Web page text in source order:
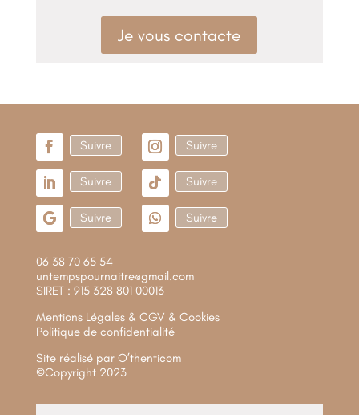
Je vous contacte
Suivre Suivre
Suivre Suivre
Suivre Suivre
06 38 70 65 54
untempspournaitre@gmail.com
SIRET : 915 328 801 00013
Mentions Légales & CGV & Cookies
Politique de confidentialité
Site réalisé par O’thenticom
©Copyright 2023